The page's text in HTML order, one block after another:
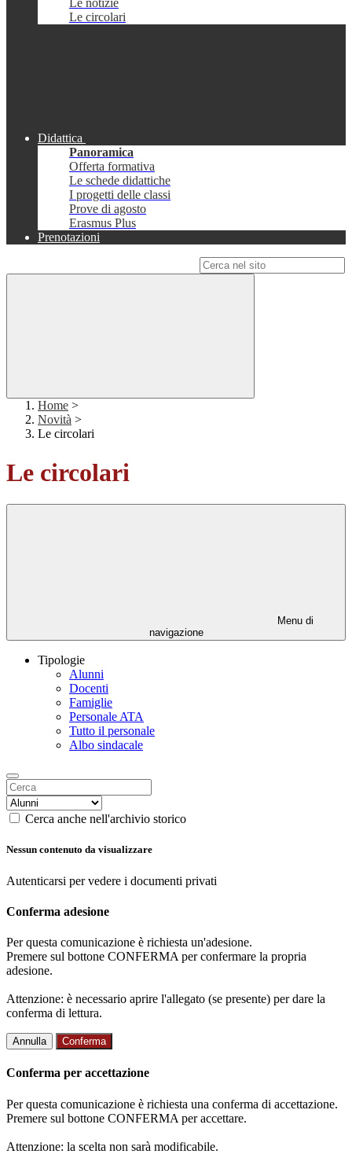
Le notizie
Le circolari
Didattica
Panoramica
Offerta formativa
Le schede didattiche
I progetti delle classi
Prove di agosto
Erasmus Plus
Prenotazioni
Home >
Novità >
Le circolari
Le circolari
Menu di
navigazione
Tipologie
Alunni
Docenti
Famiglie
Personale ATA
Tutto il personale
Albo sindacale
Cerca anche nell'archivio storico
Nessun contenuto da visualizzare
Autenticarsi per vedere i documenti privati
Conferma adesione
Per questa comunicazione è richiesta un'adesione.
Premere sul bottone CONFERMA per confermare la propria
adesione.
Attenzione: è necessario aprire l'allegato (se presente) per dare la
conferma di lettura.
Annulla Conferma
Conferma per accettazione
Per questa comunicazione è richiesta una conferma di accettazione.
Premere sul bottone CONFERMA per accettare.
Attenzione: la scelta non sarà modificabile.